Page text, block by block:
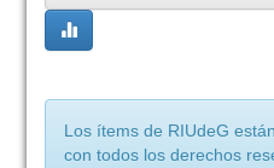
Los ítems de RIUdeG
con todos los derechos